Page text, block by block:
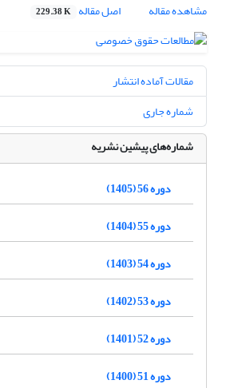
مشاهده مقاله
اصل مقاله 229.38 K
مقالات آماده انتشار
شماره جاری
شماره‌های پیشین نشریه
دوره 56 (1405)
دوره 55 (1404)
دوره 54 (1403)
دوره 53 (1402)
دوره 52 (1401)
دوره 51 (1400)